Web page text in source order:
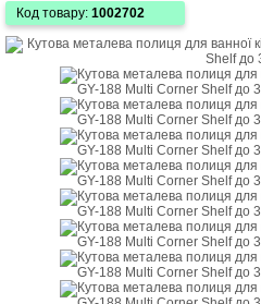
Код товару: 1002702